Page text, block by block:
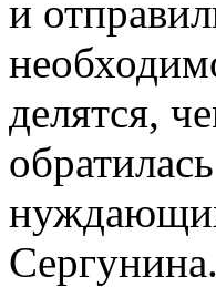
и
делятся,
Сергунина.